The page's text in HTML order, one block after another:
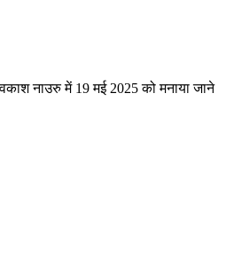
नाउरु में 19 मई 2025 को मनाया जाने